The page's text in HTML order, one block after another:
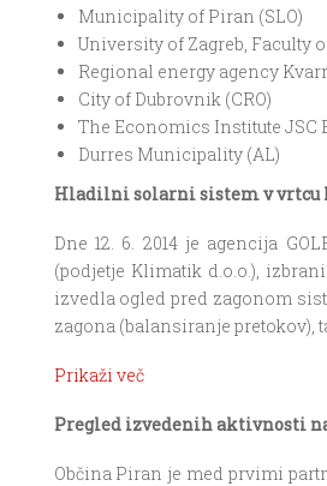
Municipality of Piran (SLO)
University of Zagreb, Faculty
Regional energy agency
City of Dubrovnik (CRO)
The Economics Institute JSC
Durres Municipality (AL)
Hladilni solarni sistem v vrtcu
Dne 12. 6. 2014 je agencija
(podjetje Klimatik d.o.o.),
izvedla ogled pred zagonom
zagona (balansiranje pretokov),
Prikaži več
Pregled izvedenih aktivnosti
Občina Piran je med prvimi